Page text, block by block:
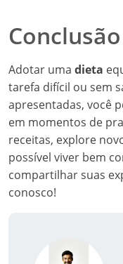
Conclusão
Adotar uma dieta
tarefa difícil ou sem
apresentadas, você
em momentos de
receitas, explore
possível viver bem
compartilhar suas
conosco!